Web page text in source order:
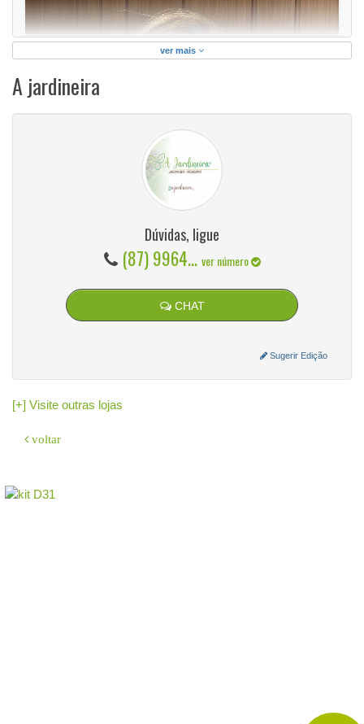
ver mais
A jardineira
Dúvidas, ligue
(87) 9964... ver número
CHAT
Sugerir Edição
[+] Visite outras lojas
voltar